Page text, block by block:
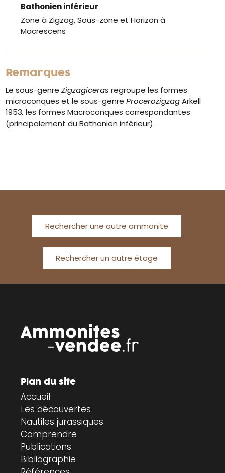
Bathonien inférieur
Zone à Zigzag, Sous-zone et Horizon à
Macrescens
Remarques
Le sous-genreZigzagiceras regroupe les formes
microconques et le sous-genreProcerozigzagArkell
1953, les formes Macroconques correspondantes
(principalement du Bathonien inférieur).
Rechercher une autre ammonite
Rechercher un autre étage
Plan du site
Accueil
Les découvertes
Nautiles jurassiques
Comprendre
Publications
Bibliographie